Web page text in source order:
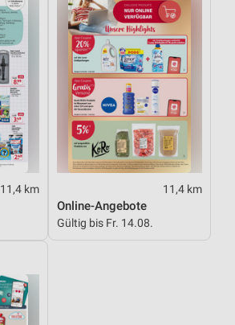
11,4 km 11,4 km
Online-Angebote
Gültig bis Fr. 14.08.